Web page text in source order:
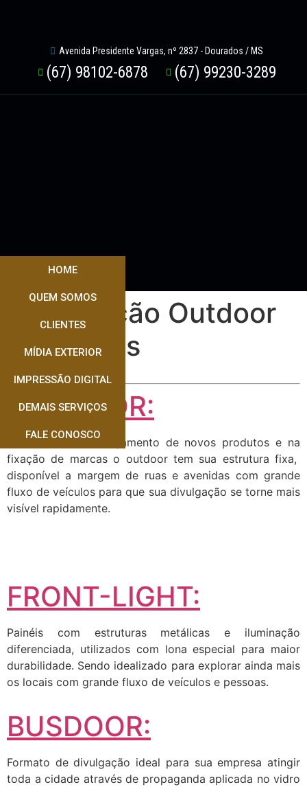
Avenida Presidente Vargas, nº 2837 - Dourados / MS
(67) 98102-6878 (67) 99230-3289
HOME
QUEM SOMOS
CLIENTES
MÍDIA EXTERIOR
IMPRESSÃO DIGITAL
DEMAIS SERVIÇOS
FALE CONOSCO
Divulgação Outdoor
Dourados
OUTDOOR:
Muito usado no lançamento de novos produtos e na
fixação de marcas o outdoor tem sua estrutura fixa,
disponível a margem de ruas e avenidas com grande
fluxo de veículos para que sua divulgação se torne mais
visível rapidamente.
FRONT-LIGHT:
Painéis com estruturas metálicas e iluminação
diferenciada, utilizados com lona especial para maior
durabilidade. Sendo idealizado para explorar ainda mais
os locais com grande fluxo de veículos e pessoas.
BUSDOOR:
Formato de divulgação ideal para sua empresa atingir
toda a cidade através de propaganda aplicada no vidro